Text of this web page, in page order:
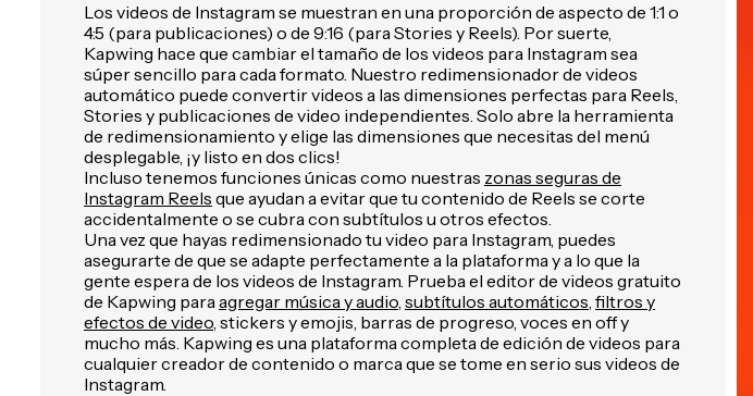
Los videos de Instagram se muestran en una proporción de aspecto de 1:1 o
4:5 (para publicaciones) o de 9:16 (para Stories y Reels). Por suerte,
Kapwing hace que cambiar el tamaño de los videos para Instagram sea
súper sencillo para cada formato. Nuestro redimensionador de videos
automático puede convertir videos a las dimensiones perfectas para Reels,
Stories y publicaciones de video independientes. Solo abre la herramienta
de redimensionamiento y elige las dimensiones que necesitas del menú
desplegable, ¡y listo en dos clics!
Incluso tenemos funciones únicas como nuestras zonas seguras de
Instagram Reels que ayudan a evitar que tu contenido de Reels se corte
accidentalmente o se cubra con subtítulos u otros efectos.
Una vez que hayas redimensionado tu video para Instagram, puedes
asegurarte de que se adapte perfectamente a la plataforma y a lo que la
gente espera de los videos de Instagram. Prueba el editor de videos gratuito
de Kapwing paraagregar música y audio, subtítulos automáticos, filtros y
efectos de video, stickers y emojis, barras de progreso, voces en off y
mucho más. Kapwing es una plataforma completa de edición de videos para
cualquier creador de contenido o marca que se tome en serio sus videos de
Instagram.